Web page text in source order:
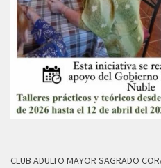
CLUB ADULTO MAYOR SAGRADO